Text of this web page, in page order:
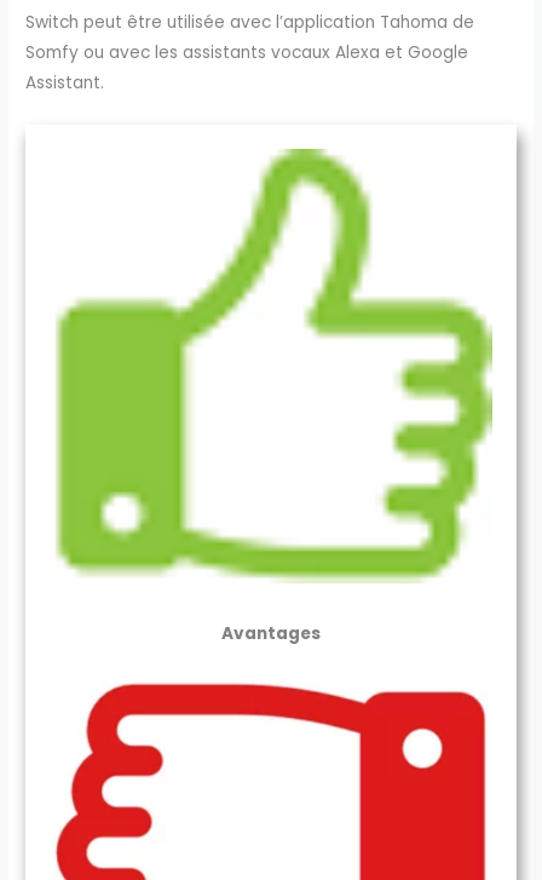
Switch peut être utilisée avec l’application Tahoma de
Somfy ou avec les assistants vocaux Alexa et Google
Assistant.
Avantages